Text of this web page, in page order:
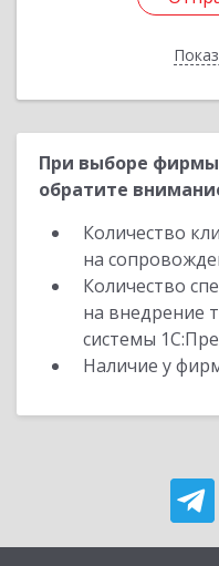
При выборе
обратите
Количество
на
Количество
на внедрение
системы
Наличие у